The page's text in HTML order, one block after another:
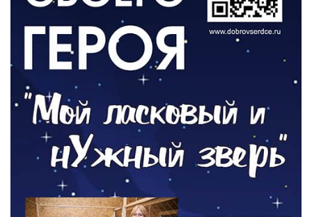
РАЗЪЯСНЯЕМ
Контракт с новой выплатой
05.08.2026